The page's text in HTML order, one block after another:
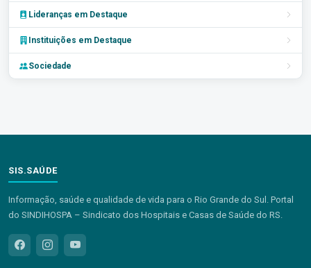
Lideranças em Destaque
Instituições em Destaque
Sociedade
SIS.SAÚDE
Informação, saúde e qualidade de vida para o Rio Grande do Sul. Portal
do SINDIHOSPA – Sindicato dos Hospitais e Casas de Saúde do RS.